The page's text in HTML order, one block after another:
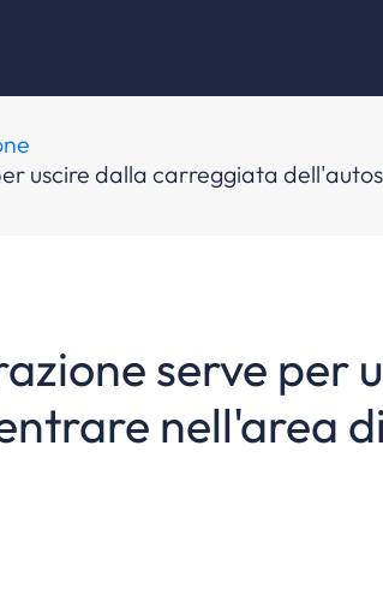
uscire dalla carreggiata
serve per
nell'area